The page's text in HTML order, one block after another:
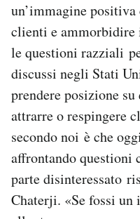
un’immagine
clienti e
le questioni razziali
discussi negli Stati
prendere posizione
attrarre o respingere
secondo noi è che
affrontando questioni
parte disinteressato
Chaterji. «Se fossi un